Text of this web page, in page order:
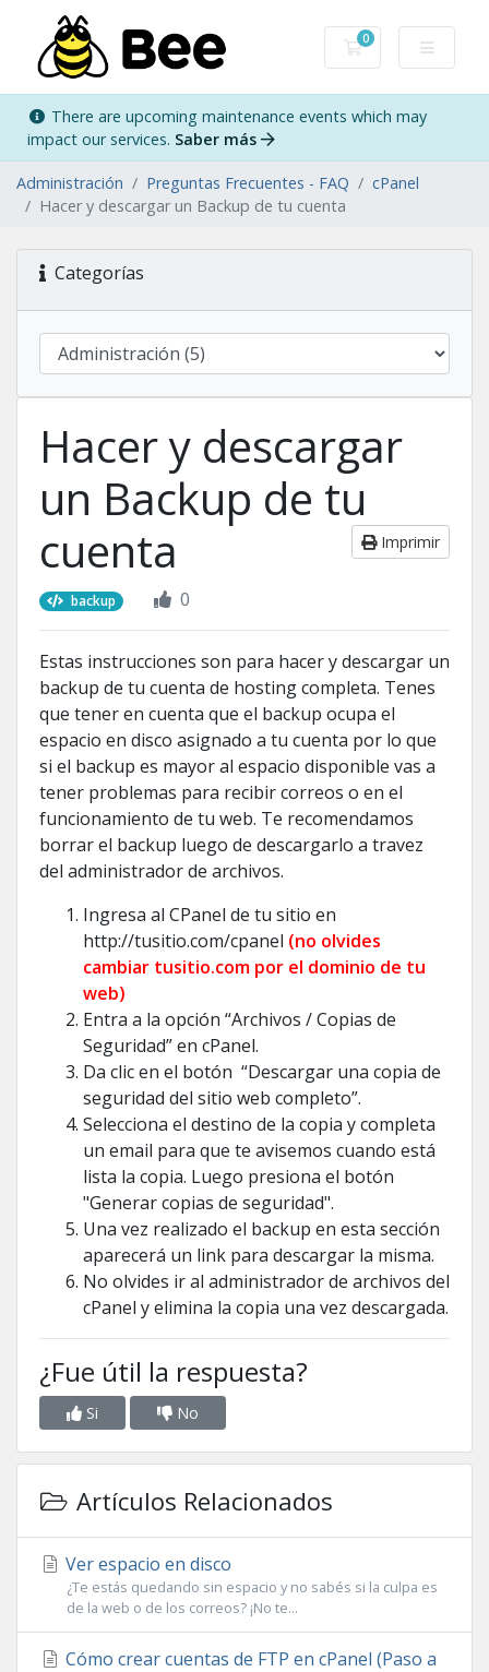
0
Carro de Pedidos
There are upcoming maintenance events which may
impact our services. Saber más
Administración Preguntas Frecuentes - FAQ
cPanel
Hacer y descargar un Backup de tu cuenta
Categorías
Hacer y descargar
un Backup de tu
cuenta
Imprimir
backup 0
Estas instrucciones son para hacer y descargar un
backup de tu cuenta de hosting completa. Tenes
que tener en cuenta que el backup ocupa el
espacio en disco asignado a tu cuenta por lo que
si el backup es mayor al espacio disponible vas a
tener problemas para recibir correos o en el
funcionamiento de tu web. Te recomendamos
borrar el backup luego de descargarlo a travez
del administrador de archivos.
Ingresa al CPanel de tu sitio en
http://tusitio.com/cpanel (no olvides
cambiar tusitio.com por el dominio de tu
web)
Entra a la opción “Archivos / Copias de
Seguridad” en cPanel.
Da clic en el botón “Descargar una copia de
seguridad del sitio web completo”.
Selecciona el destino de la copia y completa
un email para que te avisemos cuando está
lista la copia. Luego presiona el botón
"Generar copias de seguridad".
Una vez realizado el backup en esta sección
aparecerá un link para descargar la misma.
No olvides ir al administrador de archivos del
cPanel y elimina la copia una vez descargada.
¿Fue útil la respuesta?
Si No
Artículos Relacionados
Ver espacio en disco
¿Te estás quedando sin espacio y no sabés si la culpa es
de la web o de los correos? ¡No te...
Cómo crear cuentas de FTP en cPanel (Paso a